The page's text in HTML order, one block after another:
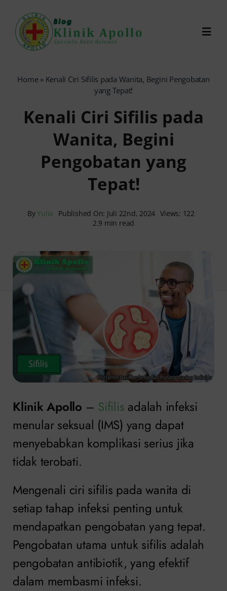
content
Reservasi Online
Home» Kenali Ciri Sifilis pada Wanita, Begini Pengobatan
yang Tepat!
Kenali Ciri Sifilis pada
Wanita, Begini
Pengobatan yang
Tepat!
ByYulia Published On: Juli 22nd, 2024 Views: 122
2.9 min read
Klinik Apollo – Sifilis adalah infeksi
menular seksual (IMS) yang dapat
menyebabkan komplikasi serius jika
tidak terobati.
Mengenali ciri sifilis pada wanita di
setiap tahap infeksi penting untuk
mendapatkan pengobatan yang tepat.
Pengobatan utama untuk sifilis adalah
pengobatan antibiotik, yang efektif
dalam membasmi infeksi.